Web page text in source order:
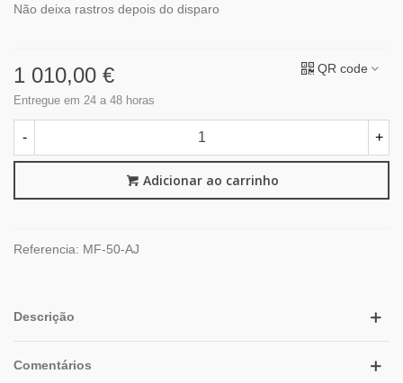
Não deixa rastros depois do disparo
1 010,00 €
Entregue em 24 a 48 horas
QR code
- +
Adicionar ao carrinho
Referencia: MF-50-AJ
Descrição
Comentários